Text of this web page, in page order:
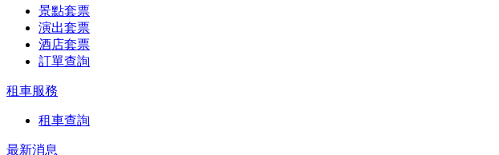
景點套票
演出套票
酒店套票
訂單查詢
租車服務
租車查詢
最新消息